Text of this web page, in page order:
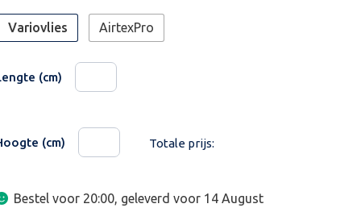
Variovlies AirtexPro
(cm)
(cm) Totale prijs:
Bestel voor 20:00, geleverd voor 14 August